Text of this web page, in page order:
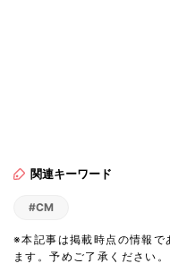
関連キーワード
#CM
※本記事は掲載時点の情報で
ます。予めご了承ください。